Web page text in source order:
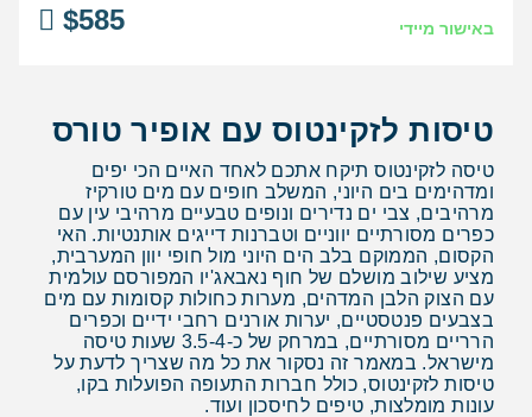
באישור מיידי $585
טיסות לזקינטוס עם אופיר טורס
טיסה לזקינטוס תיקח אתכם לאחד האיים הכי יפים
ומדהימים בים היוני, המשלב חופים עם מים טורקיז
מרהיבים, צבי ים נדירים ונופים טבעיים מרהיבי עין עם
כפרים מסורתיים יווניים וטברנות דייגים אותנטיות. האי
הקסום, הממוקם בלב הים היוני מול חופי יוון המערבית,
מציע שילוב מושלם של חוף נאבאג'יו המפורסם עולמית
עם הצוק הלבן המדהים, מערות כחולות קסומות עם מים
בצבעים פנטסטיים, יערות אורנים רחבי ידיים וכפרים
הרריים מסורתיים, במרחק של כ-3.5-4 שעות טיסה
מישראל. במאמר זה נסקור את כל מה שצריך לדעת על
טיסות לזקינטוס, כולל חברות התעופה הפועלות בקו,
עונות מומלצות, טיפים לחיסכון ועוד.